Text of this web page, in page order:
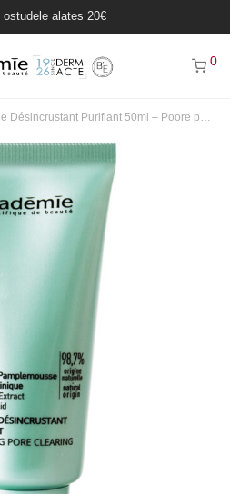
alates 20€
0
Purifiant 50ml – Poore puhastav mask